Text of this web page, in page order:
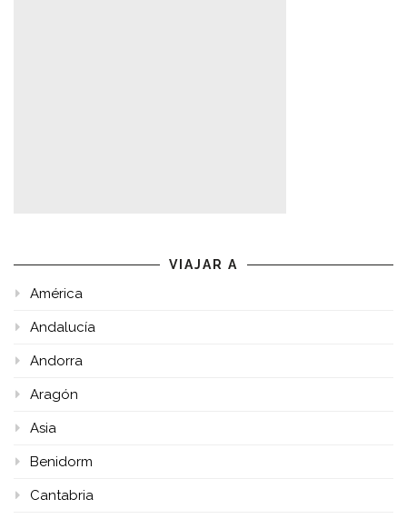
VIAJAR A
América
Andalucía
Andorra
Aragón
Asia
Benidorm
Cantabria